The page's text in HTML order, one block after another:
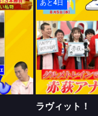
打ち
あと4日
ラヴィット！